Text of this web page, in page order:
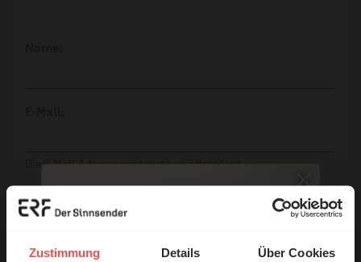
Zustimmung Details Über Cookies
Die E-Mail-Adresse wird nicht veröffentlicht.